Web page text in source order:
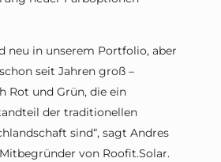
neu in unserem Portfolio, aber
seit Jahren groß –
Rot und Grün, die ein
der traditionellen
sind“, sagt Andres
von Roofit.Solar.